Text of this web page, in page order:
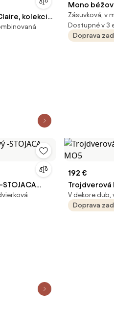
kolekcia
Mono
Zásuvková, v
Dostupné v 3
Doprava
192 €
Trojdverová
MO5
V dekore dub,
Doprava